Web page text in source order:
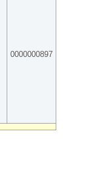
0000000897